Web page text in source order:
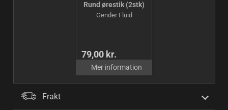
Rund ørestik (2stk)
Gender Fluid
79,00 kr.
Mer information
Frakt